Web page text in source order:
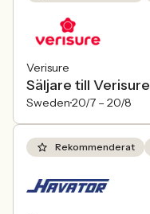
Verisure
Säljare till Verisure
Sweden20/7 – 20/8
Rekommenderat